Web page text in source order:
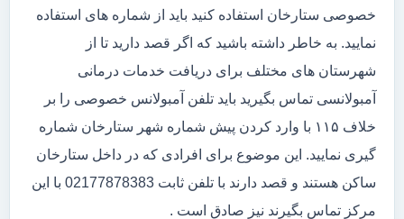
خصوصی ستارخان استفاده کنید باید از شماره های استفاده
نمایید. به خاطر داشته باشید که اگر قصد دارید تا از
شهرستان های مختلف برای دریافت خدمات درمانی
آمبولانسی تماس بگیرید باید تلفن آمبولانس خصوصی را بر
خلاف ۱۱۵ با وارد کردن پیش شماره شهر ستارخان شماره
گیری نمایید. این موضوع برای افرادی که در داخل ستارخان
ساکن هستند و قصد دارند با تلفن ثابت 02177878383 با این
مرکز تماس بگیرند نیز صادق است .